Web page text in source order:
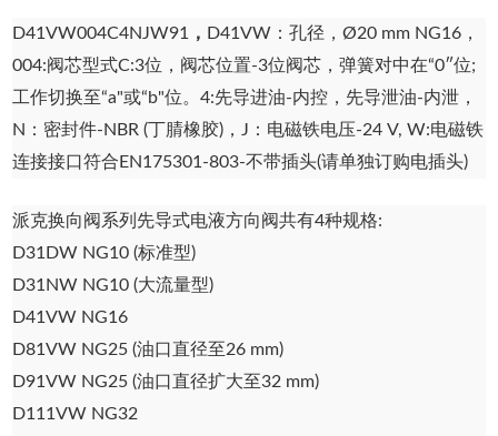
D41VW004C4NJW91 ， D41VW：孔径，Ø20 mm NG16，
004:阀芯型式C:3位，阀芯位置-3位阀芯，弹簧对中在“0″位;
工作切换至“a"或“b"位。4:先导进油-内控，先导泄油-内泄，
N：密封件-NBR (丁腈橡胶)，J：电磁铁电压-24 V, W:电磁铁
连接接口符合EN175301-803-不带插头(请单独订购电插头)
派克换向阀 系列先导式电液方向阀共有4种规格:
D31DW NG10 (标准型)
D31NW NG10 (大流量型)
D41VW NG16
D81VW NG25 (油口直径至26 mm)
D91VW NG25 (油口直径扩大至32 mm)
D111VW NG32